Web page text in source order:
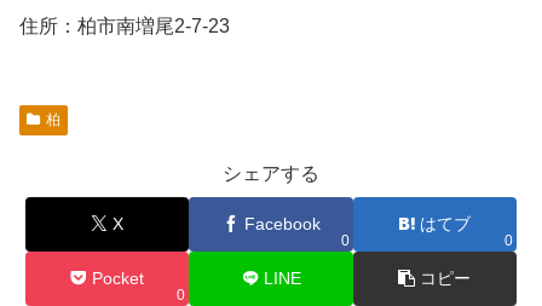
住所：柏市南増尾2-7-23
柏
シェアする
X Facebook
0
はてブ
0
Pocket
0
LINE コピー